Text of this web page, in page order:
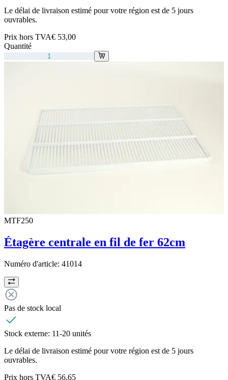
Le délai de livraison estimé pour votre région est de 5 jours
ouvrables.
Prix hors TVA€ 53,00
Quantité
MTF250
Étagère centrale en fil de fer 62cm
Numéro d'article: 41014
Pas de stock local
Stock externe: 11-20 unités
Le délai de livraison estimé pour votre région est de 5 jours
ouvrables.
Prix hors TVA€ 56,65